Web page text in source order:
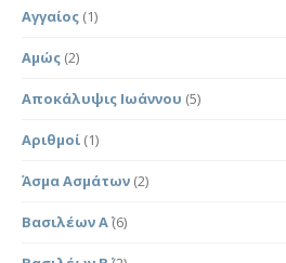
Αγγαίος (1)
Αμώς (2)
Αποκάλυψις Ιωάννου (5)
Αριθμοί (1)
Άσμα Ασμάτων (2)
Βασιλέων Α΄(6)